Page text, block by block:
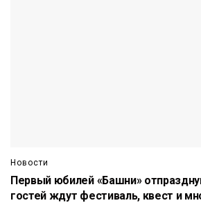
Новости
Первый юбилей «Башни»
гостей ждут фестиваль, квест и